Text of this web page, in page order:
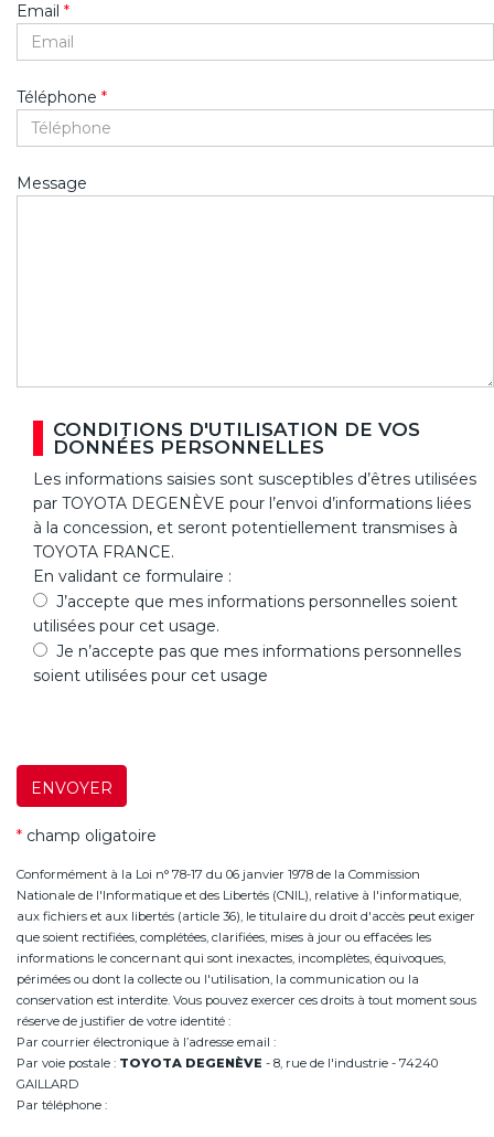
Email *
Téléphone *
Message
CONDITIONS D'UTILISATION DE VOS
DONNÉES PERSONNELLES
Les informations saisies sont susceptibles d’êtres utilisées
par TOYOTA DEGENÈVE pour l’envoi d’informations liées
à la concession, et seront potentiellement transmises à
TOYOTA FRANCE.
En validant ce formulaire :
J’accepte que mes informations personnelles soient
utilisées pour cet usage.
Je n’accepte pas que mes informations personnelles
soient utilisées pour cet usage
ENVOYER
* champ oligatoire
Conformément à la Loi n° 78-17 du 06 janvier 1978 de la Commission
Nationale de l'Informatique et des Libertés (CNIL), relative à l'informatique,
aux fichiers et aux libertés (article 36), le titulaire du droit d'accès peut exiger
que soient rectifiées, complétées, clarifiées, mises à jour ou effacées les
informations le concernant qui sont inexactes, incomplètes, équivoques,
périmées ou dont la collecte ou l'utilisation, la communication ou la
conservation est interdite. Vous pouvez exercer ces droits à tout moment sous
réserve de justifier de votre identité :
Par courrier électronique à l’adresse email :
Par voie postale : TOYOTA DEGENÈVE - 8, rue de l'industrie - 74240
GAILLARD
Par téléphone :